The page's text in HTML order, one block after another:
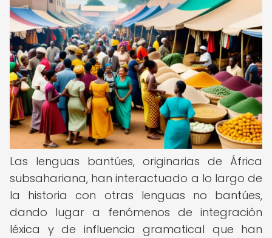
Las lenguas bantúes, originarias de África
subsahariana, han interactuado a lo largo de
la historia con otras lenguas no bantúes,
dando lugar a fenómenos de integración
léxica y de influencia gramatical que han